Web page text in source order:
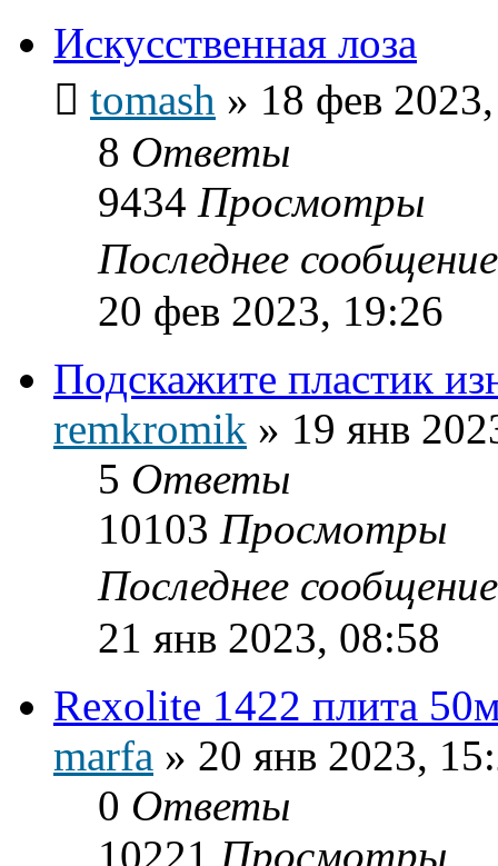
Искусственная лоза
tomash » 18 фев
8 Ответы
9434 Просмотры
Последнее
20 фев 2023, 19:26
Подскажите пластик
remkromik » 19 янв
5 Ответы
10103 Просмотры
Последнее
21 янв 2023, 08:58
Rexolite 1422 плита
marfa » 20 янв 2023,
0 Ответы
10221 Просмотры